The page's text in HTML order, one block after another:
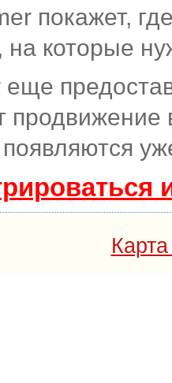
покажет,
на которые
еще
продвижение
появляются